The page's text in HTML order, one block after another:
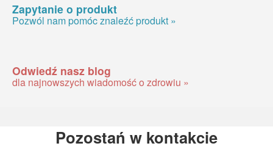
Zapytanie o produkt
Pozwól nam pomóc znaleźć produkt »
Odwiedź nasz blog
dla najnowszych wiadomość o zdrowiu »
Pozostań w kontakcie